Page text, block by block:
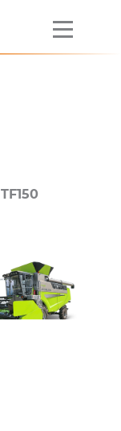
TF150